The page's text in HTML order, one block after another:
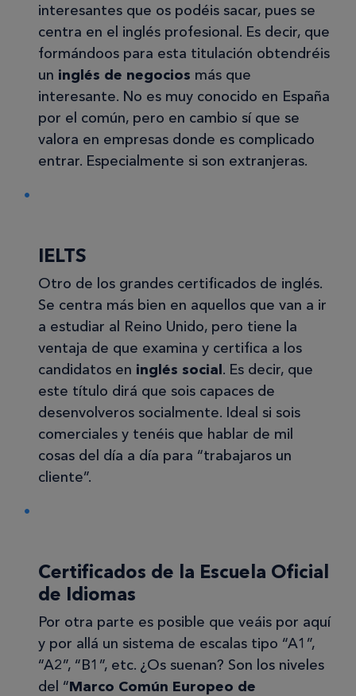
interesantes que os podéis sacar, pues se
centra en el inglés profesional. Es decir, que
formándoos para esta titulación obtendréis
un inglés de negocios más que
interesante. No es muy conocido en España
por el común, pero en cambio sí que se
valora en empresas donde es complicado
entrar. Especialmente si son extranjeras.
IELTS
Otro de los grandes certificados de inglés.
Se centra más bien en aquellos que van a ir
a estudiar al Reino Unido, pero tiene la
ventaja de que examina y certifica a los
candidatos en inglés social. Es decir, que
este título dirá que sois capaces de
desenvolveros socialmente. Ideal si sois
comerciales y tenéis que hablar de mil
cosas del día a día para “trabajaros un
cliente”.
Certificados de la Escuela Oficial
de Idiomas
Por otra parte es posible que veáis por aquí
y por allá un sistema de escalas tipo “A1”,
“A2”, “B1”, etc. ¿Os suenan? Son los niveles
del “Marco Común Europeo de